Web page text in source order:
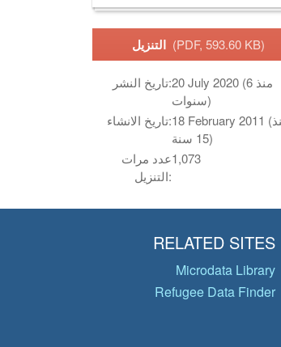
التنزيل (PDF, 593.60 KB)
تاريخ النشر:20 July 2020 (منذ 6
سنوات)
تاريخ الانشاء:18 February 2011 (منذ
15 سنة)
عدد مرات
التنزيل:
1,073
RELATED SITES
Microdata Library
Refugee Data Finder